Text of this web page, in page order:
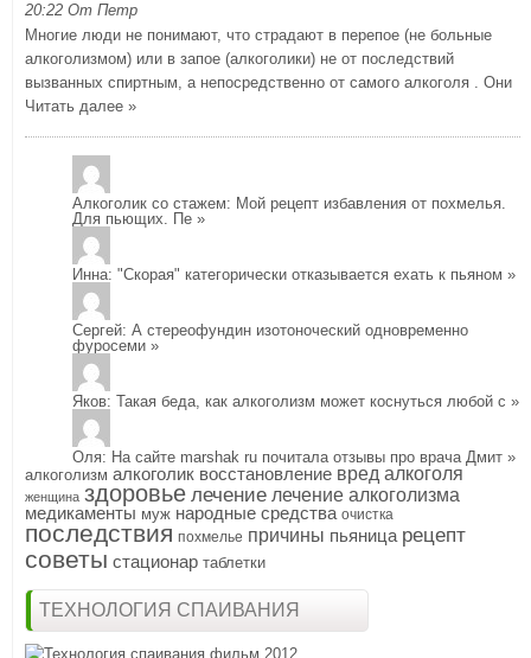
20:22 От Петр
Многие люди не понимают, что страдают в перепое (не больные
алкоголизмом) или в запое (алкоголики) не от последствий
вызванных спиртным, а непосредственно от самого алкоголя . Они
Читать далее »
Алкоголик со стажем: Мой рецепт избавления от похмелья.
Для пьющих. Пе »
Инна: "Скорая" категорически отказывается ехать к пьяном »
Сергей: А стереофундин изотоноческий одновременно
фуросеми »
Яков: Такая беда, как алкоголизм может коснуться любой с »
Оля: На сайте marshak ru почитала отзывы про врача Дмит »
алкоголизм алкоголик восстановление вред алкоголя
женщина здоровье лечение лечение алкоголизма
медикаменты муж народные средства очистка
последствия похмелье причины пьяница рецепт
советы стационар таблетки
ТЕХНОЛОГИЯ СПАИВАНИЯ